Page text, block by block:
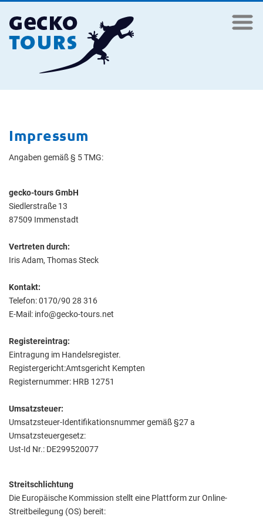
Impressum
Angaben gemäß § 5 TMG:
gecko-tours GmbH
Siedlerstraße 13
87509 Immenstadt
Vertreten durch:
Iris Adam, Thomas Steck
Kontakt:
Telefon: 0170/90 28 316
E-Mail: info@gecko-tours.net
Registereintrag:
Eintragung im Handelsregister.
Registergericht:Amtsgericht Kempten
Registernummer: HRB 12751
Umsatzsteuer:
Umsatzsteuer-Identifikationsnummer gemäß §27 a
Umsatzsteuergesetz:
Ust-Id Nr.: DE299520077
Streitschlichtung
Die Europäische Kommission stellt eine Plattform zur Online-
Streitbeilegung (OS) bereit: